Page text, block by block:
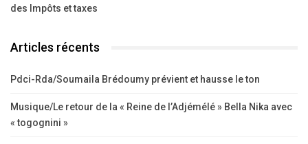
des Impôts et taxes
Articles récents
Pdci-Rda/Soumaila Brédoumy prévient et hausse le ton
Musique/Le retour de la « Reine de l’Adjémélé » Bella Nika avec
« togognini »